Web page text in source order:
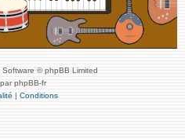
© phpBB Limited
phpBB-fr
| Conditions